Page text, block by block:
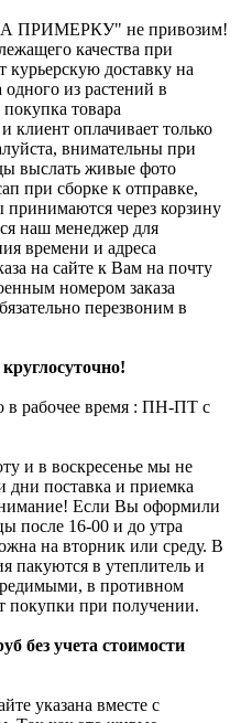
не привозим!
качества при
курьерскую доставку на
одного из растений в
товара
оплачивает только
внимательны при
выслать живые фото
при сборке к отправке,
принимаются через корзину
наш менеджер для
времени и адреса
на сайте к Вам на почту
номером заказа
перезвоним в
в рабочее время : ПН-ПТ с
и в воскресенье мы не
дни поставка и приемка
Если Вы оформили
после 16-00 и до утра
на вторник или среду. В
пакуются в утеплитель и
в противном
покупки при получении.
без учета стоимости
указана вместе с